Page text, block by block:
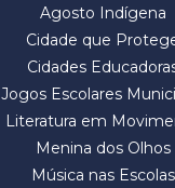
Agosto Indígena
Cidade que
Cidades
Jogos Escolares
Literatura em
Menina dos Olhos
Música nas Escolas